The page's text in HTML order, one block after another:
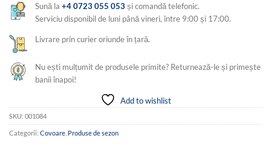
Sună la+4 0723 055 053 și comandă telefonic.
Serviciu disponibil de luni până vineri, între 9:00 și 17:00.
Livrare prin curier oriunde în țară.
Nu ești mulțumit de produsele primite? Returnează-le și primește
banii înapoi!
Add to wishlist
SKU: 001084
Categorii: Covoare Produse de sezon